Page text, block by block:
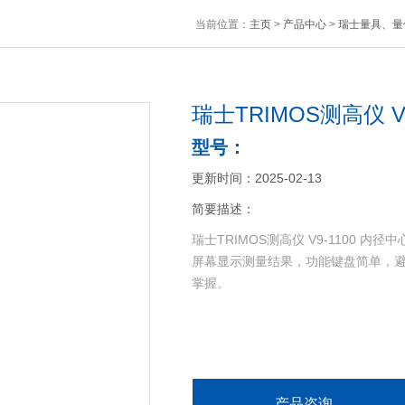
当前位置： 主页> 产品中心> 瑞士量具、量
瑞士TRIMOS测高仪
型号：
更新时间：2025-02-13
简要描述：
瑞士TRIMOS测高仪 V9-1100 内径中
屏幕显示测量结果，功能键盘简单，
掌握。